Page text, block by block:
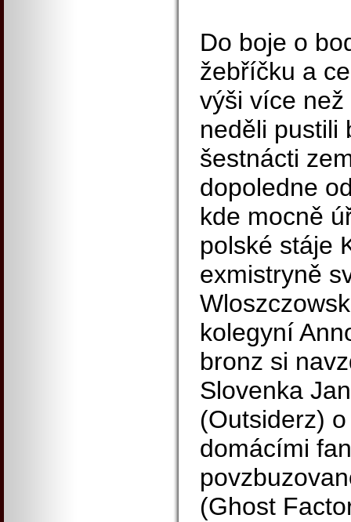
Do boje o
žebříčku a
výši více
neděli pustili
šestnácti
dopoledne
kde mocně
polské stáje
exmistryně
kolegyní
bronz si
Slovenka
(Outsiderz)
domácími
(Ghost